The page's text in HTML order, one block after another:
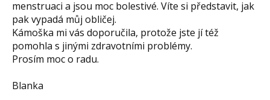
menstruaci a jsou moc bolestivé. Víte si představit, jak
pak vypadá můj obličej.
Kámoška mi vás doporučila, protože jste jí též
pomohla s jinými zdravotními problémy.
Prosím moc o radu.
Blanka